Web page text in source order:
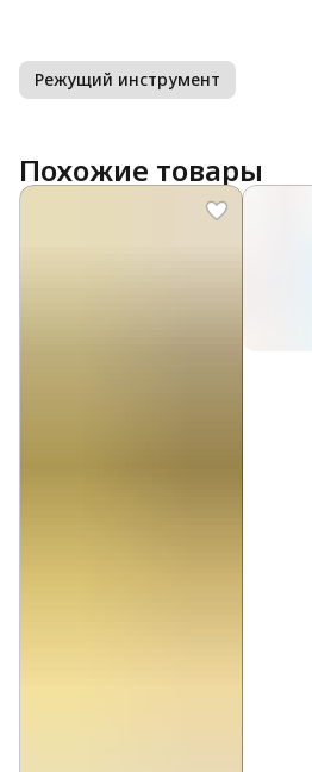
Режущий инструмент
Похожие товары